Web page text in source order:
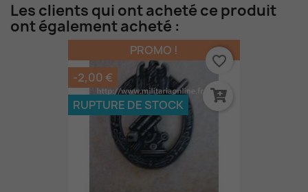
Les clients qui ont acheté ce produit
ont également acheté :
PROMO !
-2,00 €
RUPTURE DE STOCK
favorite_border